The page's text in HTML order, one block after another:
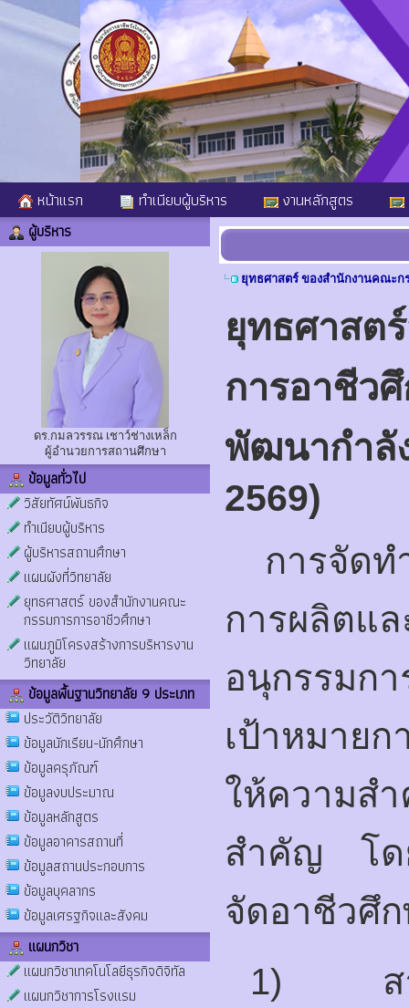
หน้าแรก ทำเนียบผู้บริหาร งานหลักสูตร
ผู้บริหาร
ดร.กมลวรรณ เชาว์ช่างเหล็ก
ผู้อำนวยการสถานศึกษา
ข้อมูลทั่วไป
วิสัยทัศน์พันธกิจ
ทำเนียบผู้บริหาร
ผู้บริหารสถานศึกษา
แผนผังที่วิทยาลัย
ยุทธศาสตร์ ของสำนักงานคณะ
กรรมการการอาชีวศึกษา
แผนภูมิโครงสร้างการบริหารงาน
วิทยาลัย
ข้อมูลพื้นฐานวิทยาลัย 9 ประเภท
ประวัติวิทยาลัย
ข้อมูลนักเรียน-นักศึกษา
ข้อมูลครุภัณฑ์
ข้อมูลงบประมาณ
ข้อมูลหลักสูตร
ข้อมูลอาคารสถานที่
ข้อมูลสถานประกอบการ
ข้อมูลบุคลากร
ข้อมูลเศรฐกิจและสังคม
แผนกวิชา
แผนกวิชาเทคโนโลยีธุรกิจดิจิทัล
แผนกวิชาการโรงแรม
ยุทธศาสตร์ ของสำนักงานคณะก
ยุทธศาสต
การอาชีว
พัฒนากำลั
2569)
การจัดท
การผลิตแ
อนุกรรมก
เป้าหมาย
ให้ความส
สำคัญ โดย
จัดอาชีวศึ
1)